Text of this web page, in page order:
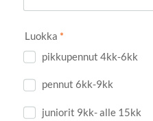
Luokka *
pikkupennut 4kk-6kk
pennut 6kk-9kk
juniorit 9kk- alle 15kk